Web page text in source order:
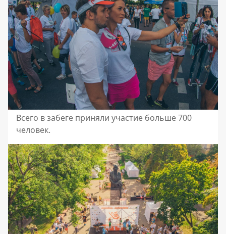
Всего в забеге приняли участие больше 700
человек.